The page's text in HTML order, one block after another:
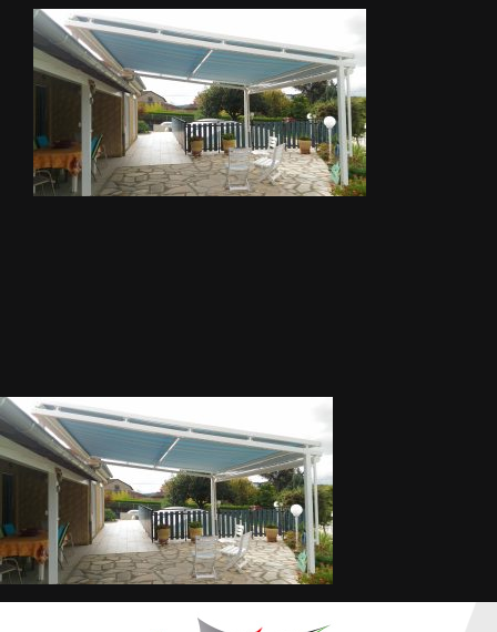
METALLERIE
ÉQUIPEMENTS AGRICOLES